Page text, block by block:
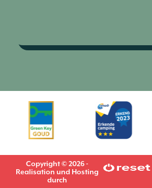
Copyright © 2026 -
Realisation und Hosting
durch